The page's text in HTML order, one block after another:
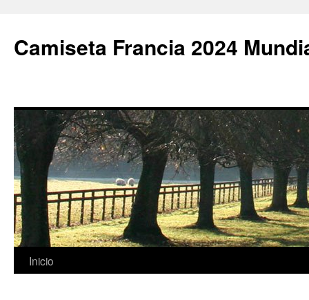
Camiseta Francia 2024
Saltar
Inicio